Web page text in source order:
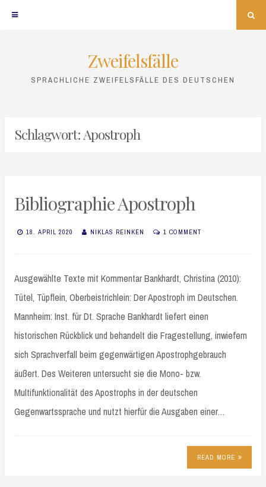
Zweifelsfälle
SPRACHLICHE ZWEIFELSFÄLLE DES DEUTSCHEN
Schlagwort:Apostroph
Bibliographie Apostroph
18. APRIL 2020 NIKLAS REINKEN 1 COMMENT
Ausgewählte Texte mit Kommentar Bankhardt, Christina (2010):
Tütel, Tüpflein, Oberbeistrichlein: Der Apostroph im Deutschen.
Mannheim: Inst. für Dt. Sprache Bankhardt liefert einen
historischen Rückblick und behandelt die Fragestellung, inwiefern
sich Sprachverfall beim gegenwärtigen Apostrophgebrauch
äußert. Des Weiteren untersucht sie die Mono- bzw.
Multifunktionalität des Apostrophs in der deutschen
Gegenwartssprache und nutzt hierfür die Ausgaben einer…
READ MORE